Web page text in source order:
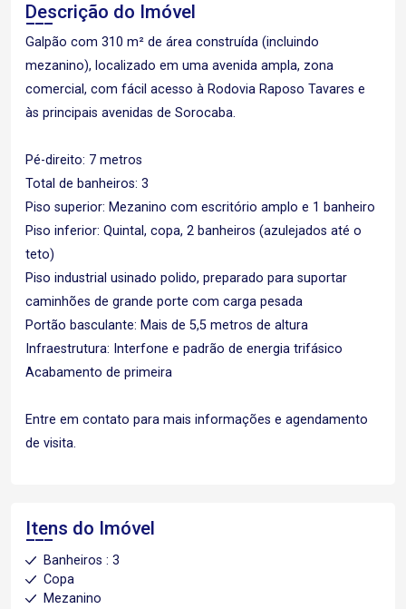
Descrição do Imóvel
Galpão com 310 m² de área construída (incluindo
mezanino), localizado em uma avenida ampla, zona
comercial, com fácil acesso à Rodovia Raposo Tavares e
às principais avenidas de Sorocaba.
Pé-direito: 7 metros
Total de banheiros: 3
Piso superior: Mezanino com escritório amplo e 1 banheiro
Piso inferior: Quintal, copa, 2 banheiros (azulejados até o
teto)
Piso industrial usinado polido, preparado para suportar
caminhões de grande porte com carga pesada
Portão basculante: Mais de 5,5 metros de altura
Infraestrutura: Interfone e padrão de energia trifásico
Acabamento de primeira
Entre em contato para mais informações e agendamento
de visita.
Itens do Imóvel
Banheiros : 3
Copa
Mezanino